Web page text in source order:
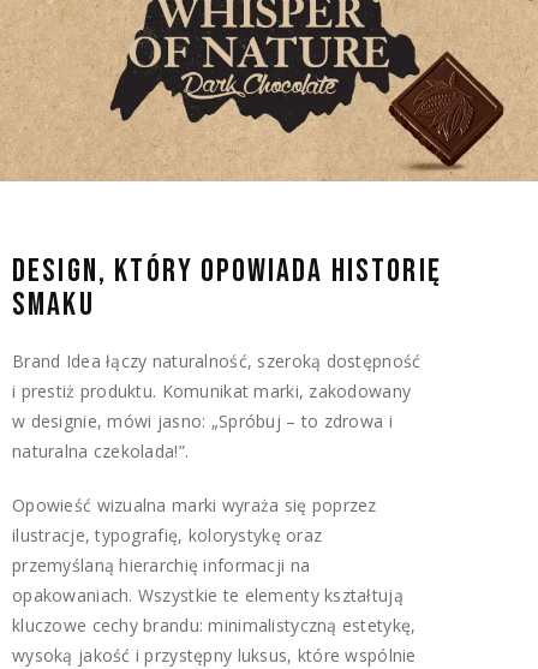
DESIGN, KTÓRY OPOWIADA HISTORIĘ
SMAKU
Brand Idea łączy naturalność, szeroką dostępność
i prestiż produktu. Komunikat marki, zakodowany
w designie, mówi jasno: „Spróbuj – to zdrowa i
naturalna czekolada!”.
Opowieść wizualna marki wyraża się poprzez
ilustracje, typografię, kolorystykę oraz
przemyślaną hierarchię informacji na
opakowaniach. Wszystkie te elementy kształtują
kluczowe cechy brandu: minimalistyczną estetykę,
wysoką jakość i przystępny luksus, które wspólnie